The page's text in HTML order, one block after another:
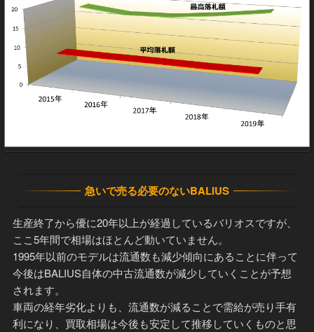
急いで売る必要のないBALIUS
生産終了から優に20年以上が経過しているバリオスですが、
ここ5年間で相場はほとんど動いていません。
1995年以前のモデルは流通数も減少傾向にあることに伴って
今後はBALIUS自体の中古流通数が減少していくことが予想
されます。
車両の経年劣化よりも、流通数が減ることで需給が売り手有
利になり、買取相場は今後も安定して推移していくものと思